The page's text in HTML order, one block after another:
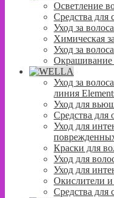
Осветление
Средства для
Уход за
Химическая
Уход за
Уход за
линия
Уход для
Средства для
Уход для
Краски для
Уход для
Уход для
Окислители и
Средства для